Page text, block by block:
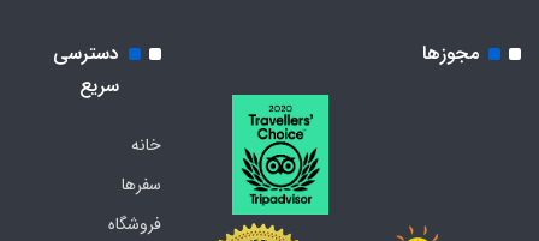
مجوزها
دسترسی
سریع
خانه
سفرها
فروشگاه